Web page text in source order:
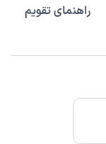
راهنمای تقویم